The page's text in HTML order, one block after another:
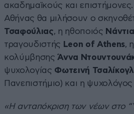
ακαδημαϊκούς και
Αθήνας θα μιλήσουν ο
Τσαφούλιας, η ηθοποιός
τραγουδιστής Leon of Athens,
κολύμβησηςΆννα
ψυχολογίας Φωτεινή
Πανεπιστήμιο) και η ψυχολόγος
«Η ανταπόκριση των νέων στο